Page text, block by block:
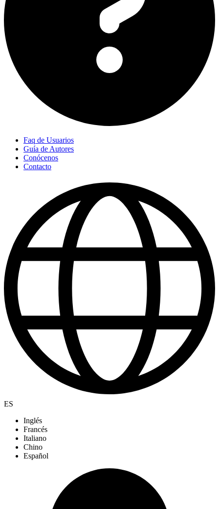
Faq de Usuarios
Guía de Autores
Conócenos
Contacto
ES
Inglés
Francés
Italiano
Chino
Español